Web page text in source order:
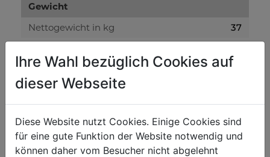
Gewicht
Nettogewicht in kg
37
Versandmaße
Verpackungshöhe in mm
380
Verpackungsbreite in mm
280
Verpackungslänge in mm
Ihre Wahl bezüglich Cookies auf
dieser Webseite
Diese Website nutzt Cookies. Einige Cookies sind
für eine gute Funktion der Website notwendig und
können daher vom Besucher nicht abgelehnt